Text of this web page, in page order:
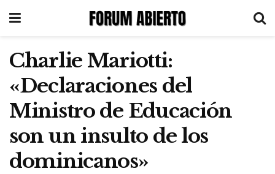
Charlie Mariotti:
«Declaraciones del
Ministro de Educación
son un insulto de los
dominicanos»